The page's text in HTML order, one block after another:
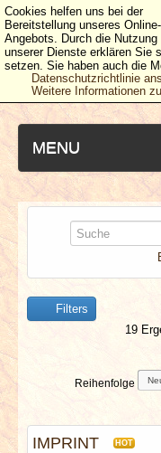
MENU
NEUESTE
NEWS & DATES
BERICHTE
VERLOSUNGEN
Filters
19
Reihenfolge
IMPRINT HOT
Cookies helfen uns bei der
Bereitstellung unseres Online-
Angebots. Durch die Nutzung
unserer Dienste erklären Sie
setzen. Sie haben auch die
Datenschutzrichtlinie
Weitere Informationen